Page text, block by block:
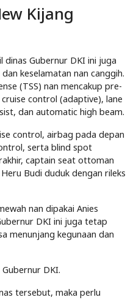
Kijang
dinas Gubernur DKI ini juga
keselamatan nan canggih.
(TSS) nan mencakup pre-
control (adaptive), lane
dan automatic high beam.
control, airbag pada depan
serta blind spot
captain seat ottoman
Budi duduk dengan rileks
nan dipakai Anies
DKI ini juga tetap
menunjang kegunaan dan
DKI.
tersebut, maka perlu